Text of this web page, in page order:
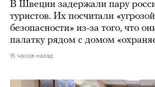
В Швеции задержали пару
туристов. Их посчитали «угрозой
безопасности» из-за того, что
палатку рядом с домом
15 часов назад